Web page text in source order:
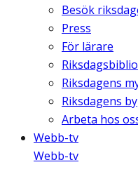
Besök
Press
För lärare
Riksdagens
Riksdagens
Arbeta hos
Webb-tv
Webb-tv